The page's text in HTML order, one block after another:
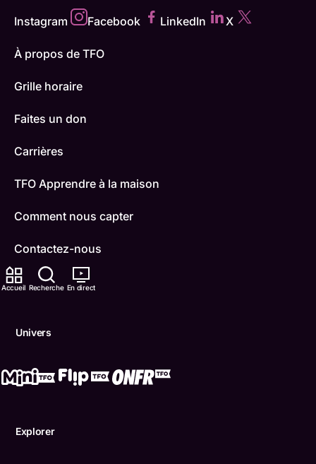
Accueil Recherche En direct
Univers
Explorer
Instagram Facebook LinkedIn X
À propos de TFO
Grille horaire
Faites un don
Carrières
TFO Apprendre à la maison
Comment nous capter
Contactez-nous
ONFR
Conditions d'utilisation